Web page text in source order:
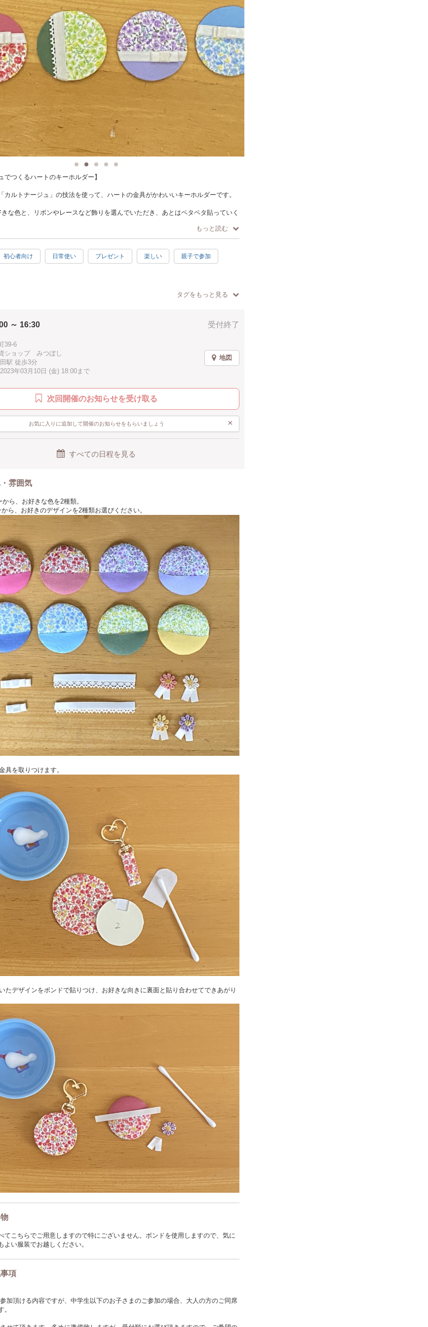
でつくるハートのキーホルダー】
カルトナージュ」の技法を使って、ハートの金具がかわいいキーホルダーです。
な色と、リボンやレースなど飾りを選んでいただき、あとはペタペタ貼っていく
ぷっくりコロンとマカロンのような
ダーの完成です(๑˃̵ᴗ˂̵)♡
づくりの楽しい時間を
、楽しみにしています( ˃̵ᴗ˂̵ )♡
もっと読む
初心者向け 日常使い プレゼント 楽しい 親子で参加
タグをもっと見る
受付終了
～ 16:30
39-6
ショップ みつぼし
駅 徒歩3分
年03月10日 (金) 18:00まで
地図
次回開催のお知らせを受け取る
お気に入りに追加して開催のお知らせをもらいましょう ×
すべての日程を見る
雰囲気
ら、お好きな色を2種類。
ら、お好きのデザインを2種類お選びください。
具を取りつけます。
たデザインをボンドで貼りつけ、お好きな向きに裏面と貼り合わせてできあがり
てこちらでご用意しますので特にございません。ボンドを使用しますので、気に
よい服装でお越しください。
項
加頂ける内容ですが、中学生以下のお子さまのご参加の場合、大人の方のご同席
。